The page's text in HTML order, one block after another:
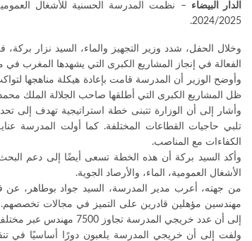
الدار البيضاء
2024/2025.
وخلال الحفل، شدد وزير التجهيز والماء، السيد نزار
الفعالة في إنجاز المشاريع الكبرى التي يشهدها المغرب
وأوضح الوزير أن المدرسة قامت بإعادة هيكلة مناهجها
ظل المشاريع الكبرى التي أطلقها صاحب الجلالة الملك محمد
وأشار إلى أن الوزارة تتبنى خطة استراتيجية تهدف إلى
تلبي حاجيات القطاعات المختلفة. كما أولت المدرسة
الكفاءات مع المناصب.
وأكد السيد بركة أن هذه الخطة تسعى أيضًا إلى دعم البحث
الأشغال العمومية، الماء، والأرصاد الجوية.
من جهته، أعرب مدير المدرسة، السيد جواد بوطاهر، عن
مهندسين مؤهلين قادرين على التميز في مجالات تخصصهم.
إلى أن عدد خريجي المدرسة تجاوز 7500 مهندس عبر مختلف التخصصات.
ولفت إلى أن خريجي المدرسة يلعبون دورًا أساسيًا في